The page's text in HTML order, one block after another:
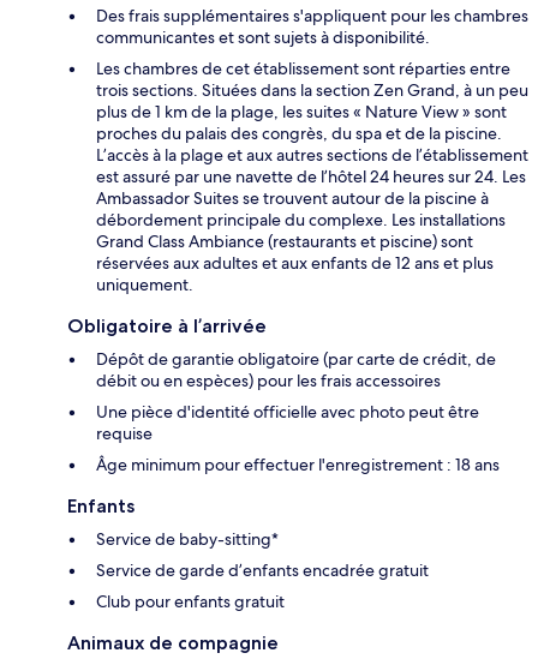
Des frais supplémentaires s'appliquent pour les chambres
communicantes et sont sujets à disponibilité.
Les chambres de cet établissement sont réparties entre
trois sections. Situées dans la section Zen Grand, à un peu
plus de 1 km de la plage, les suites « Nature View » sont
proches du palais des congrès, du spa et de la piscine.
L’accès à la plage et aux autres sections de l’établissement
est assuré par une navette de l’hôtel 24 heures sur 24. Les
Ambassador Suites se trouvent autour de la piscine à
débordement principale du complexe. Les installations
Grand Class Ambiance (restaurants et piscine) sont
réservées aux adultes et aux enfants de 12 ans et plus
uniquement.
Obligatoire à l’arrivée
Dépôt de garantie obligatoire (par carte de crédit, de
débit ou en espèces) pour les frais accessoires
Une pièce d'identité officielle avec photo peut être
requise
Âge minimum pour effectuer l'enregistrement : 18 ans
Enfants
Service de baby-sitting*
Service de garde d’enfants encadrée gratuit
Club pour enfants gratuit
Animaux de compagnie